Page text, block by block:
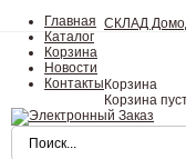
Главная
Каталог
Корзина
Новости
Контакты
СКЛАД
Корзина
Корзина